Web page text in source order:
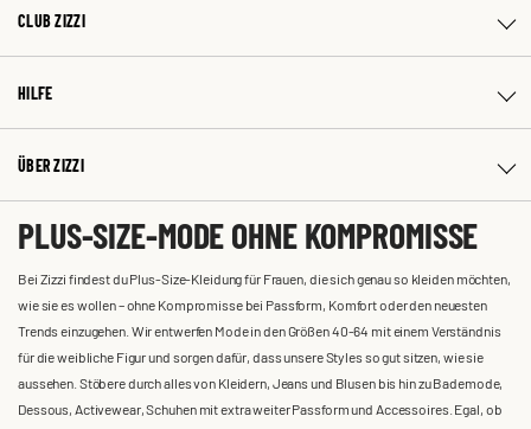
CLUB ZIZZI
HILFE
ÜBER ZIZZI
PLUS-SIZE-MODE OHNE KOMPROMISSE
Bei Zizzi findest du Plus-Size-Kleidung für Frauen, die sich genau so kleiden möchten,
wie sie es wollen – ohne Kompromisse bei Passform, Komfort oder den neuesten
Trends einzugehen. Wir entwerfen Mode in den Größen 40-64 mit einem Verständnis
für die weibliche Figur und sorgen dafür, dass unsere Styles so gut sitzen, wie sie
aussehen. Stöbere durch alles von Kleidern, Jeans und Blusen bis hin zu Bademode,
Dessous, Activewear, Schuhen mit extra weiter Passform und Accessoires. Egal, ob